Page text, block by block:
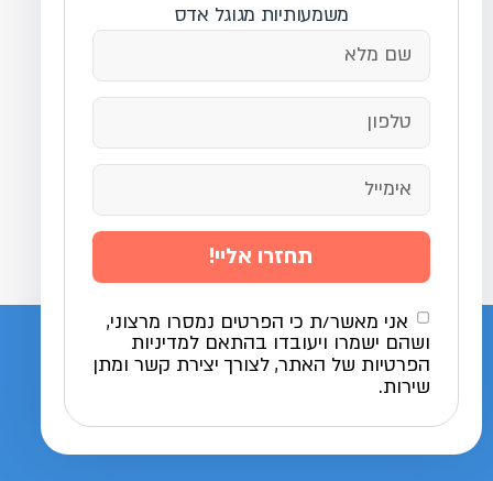
משמעותיות מגוגל אדס
אני מאשר/ת כי הפרטים נמסרו מרצוני,
ושהם ישמרו ויעובדו בהתאם למדיניות
הפרטיות של האתר, לצורך יצירת קשר ומתן
שירות.
תחזרו אליי!